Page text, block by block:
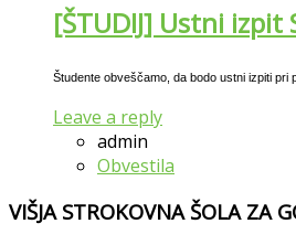
[ŠTUDIJ] Ustni izpit
Študente obveščamo, da bodo ustni izpiti pri
Leave a reply
admin
Obvestila
VIŠJA STROKOVNA ŠOLA ZA